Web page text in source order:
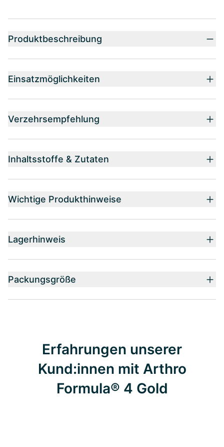
Produktbeschreibung
Einsatzmöglichkeiten
Verzehrsempfehlung
Inhaltsstoffe & Zutaten
Wichtige Produkthinweise
Lagerhinweis
Packungsgröße
Erfahrungen unserer
Kund:innen mit Arthro
Formula® 4 Gold